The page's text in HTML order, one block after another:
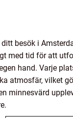
besök i
med tid för att
hand. Varje
atmosfär, vilket
minnesvärd